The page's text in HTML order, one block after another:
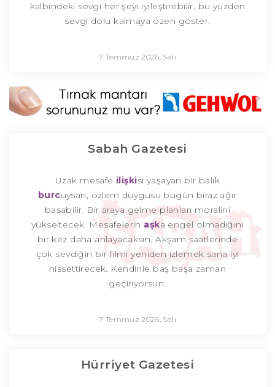
kalbindeki sevgi her şeyi iyileştirebilir, bu yüzden
sevgi dolu kalmaya özen göster.
7 Temmuz 2026, Salı
Sabah Gazetesi
Uzak mesafe ilişkisi yaşayan bir balık
burcuysan, özlem duygusu bugün biraz ağır
basabilir. Bir araya gelme planları moralini
yükseltecek. Mesafelerin aşka engel olmadığını
bir kez daha anlayacaksın. Akşam saatlerinde
çok sevdiğin bir filmi yeniden izlemek sana iyi
hissettirecek. Kendinle baş başa zaman
geçiriyorsun.
7 Temmuz 2026, Salı
Hürriyet Gazetesi